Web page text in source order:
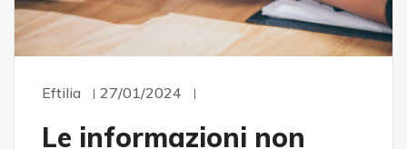
Eftilia 27/01/2024
Le informazioni non